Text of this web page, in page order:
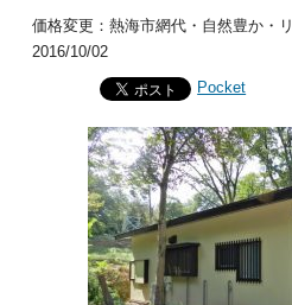
価格変更：熱海市網代・自然豊か・
2016/10/02
Pocket